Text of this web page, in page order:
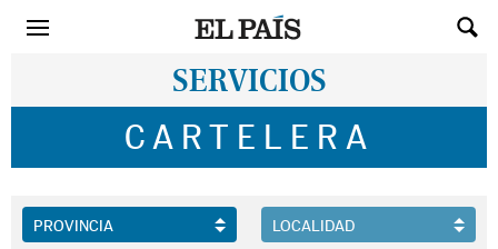
SERVICIOS
CARTELERA